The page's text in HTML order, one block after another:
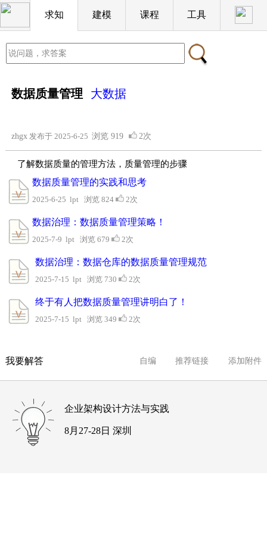
求知 建模 课程 工具
数据质量管理 大数据
zhgx 发布于 2025-6-25 浏览 919 2次
了解数据质量的管理方法，质量管理的步骤
数据质量管理的实践和思考
2025-6-25 lpt 浏览 824 2次
数据治理：数据质量管理策略！
2025-7-9 lpt 浏览 679 2次
数据治理：数据仓库的数据质量管理规范
2025-7-15 lpt 浏览 730 2次
终于有人把数据质量管理讲明白了！
2025-7-15 lpt 浏览 349 2次
我要解答 自编 推荐链接 添加附件
企业架构设计方法与实践
8月27-28日 深圳